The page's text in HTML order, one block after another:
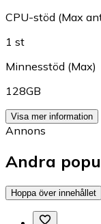
CPU-stöd (Max
1 st
Minnesstöd (Max)
128GB
Visa mer information
Annons
Andra
Hoppa över innehållet